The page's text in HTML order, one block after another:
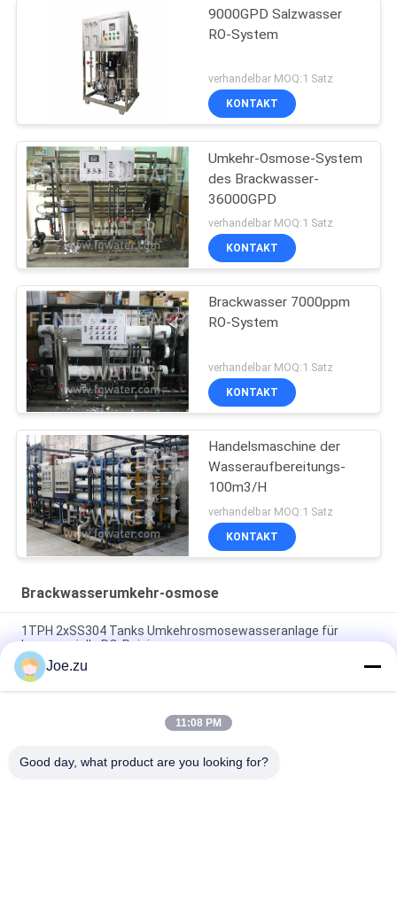
9000GPD Salzwasser
RO-System
verhandelbar MOQ:1 Satz
KONTAKT
Umkehr-Osmose-System
des Brackwasser-
36000GPD
verhandelbar MOQ:1 Satz
KONTAKT
Brackwasser 7000ppm
RO-System
verhandelbar MOQ:1 Satz
KONTAKT
Handelsmaschine der
Wasseraufbereitungs-
100m3/H
verhandelbar MOQ:1 Satz
KONTAKT
Brackwasserumkehr-osmose
1TPH 2xSS304 Tanks Umkehrosmosewasseranlage für
kommerzielle RO-Reinigung
500L/H 3xSS304 Tanks Brackwasser
Umkehrosmosewasseranlage
1.5TPH 3xFRP Tanks 160*85*170cm
Joe.zu
11:08 PM
Good day, what product are you looking for?